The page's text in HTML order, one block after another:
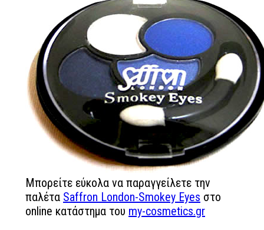
Μπορείτε εύκολα να παραγγείλετε την
παλέτα Saffron London-Smokey Eyes στο
online κατάστημα του my-cosmetics.gr